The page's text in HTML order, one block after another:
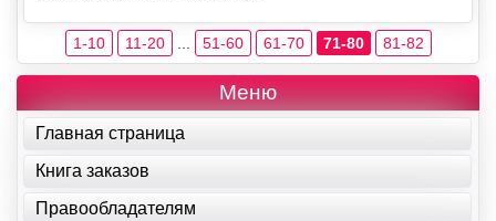
1-10 11-20 51-60 61-70 71-80 81-82
Меню
Главная страница
Книга заказов
Правообладателям